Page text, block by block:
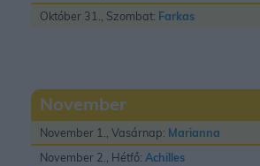
Október 31., Szombat: Farkas
November
November 1., Vasárnap: Marianna
November 2., Hétfő: Achilles